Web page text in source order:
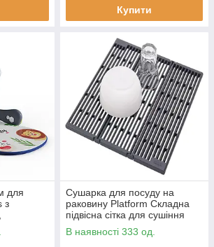
Купити
для
з
+
Сушарка для посуду на
раковину Platform Складна
підвісна сітка для сушіння
В наявності 333 од.